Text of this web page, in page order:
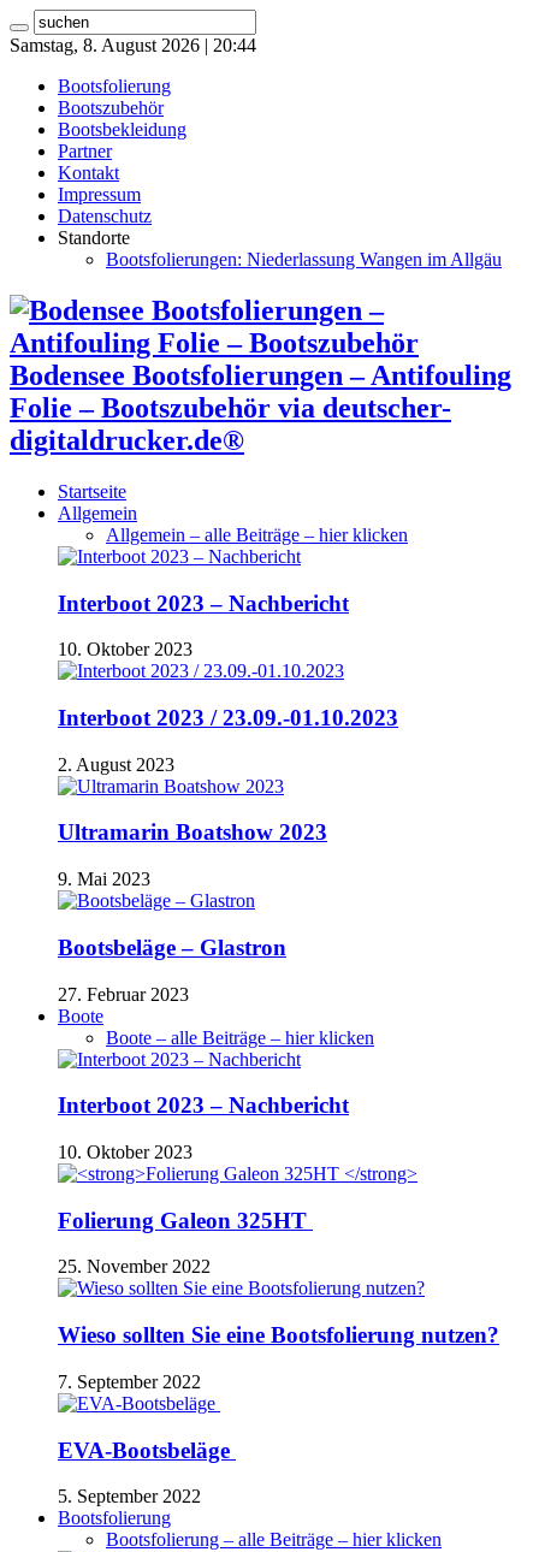
Samstag, 8. August 2026 | 20:44
Bootsfolierung
Bootszubehör
Bootsbekleidung
Partner
Kontakt
Impressum
Datenschutz
Standorte
Bootsfolierungen: Niederlassung Wangen im Allgäu
Bodensee Bootsfolierungen – Antifouling
Folie – Bootszubehör via deutscher-
digitaldrucker.de®
Startseite
Allgemein
Allgemein – alle Beiträge – hier klicken
Interboot 2023 – Nachbericht
10. Oktober 2023
Interboot 2023 / 23.09.-01.10.2023
2. August 2023
Ultramarin Boatshow 2023
9. Mai 2023
Bootsbeläge – Glastron
27. Februar 2023
Boote
Boote – alle Beiträge – hier klicken
Interboot 2023 – Nachbericht
10. Oktober 2023
Folierung Galeon 325HT
25. November 2022
Wieso sollten Sie eine Bootsfolierung nutzen?
7. September 2022
EVA-Bootsbeläge
5. September 2022
Bootsfolierung
Bootsfolierung – alle Beiträge – hier klicken